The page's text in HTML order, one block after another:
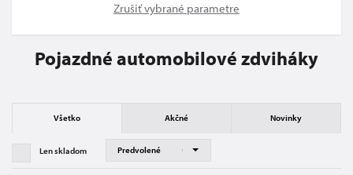
Zrušiť vybrané parametre
Pojazdné automobilové zdviháky
Všetko Akčné Novinky
Len skladom